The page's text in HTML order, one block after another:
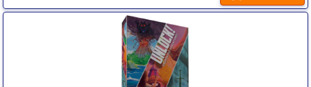
autour de 5 €